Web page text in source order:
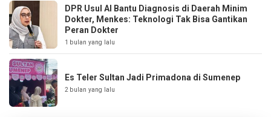
DPR Usul AI Bantu Diagnosis di Daerah Minim
Dokter, Menkes: Teknologi Tak Bisa Gantikan
Peran Dokter
1 bulan yang lalu
Es Teler Sultan Jadi Primadona di Sumenep
2 bulan yang lalu